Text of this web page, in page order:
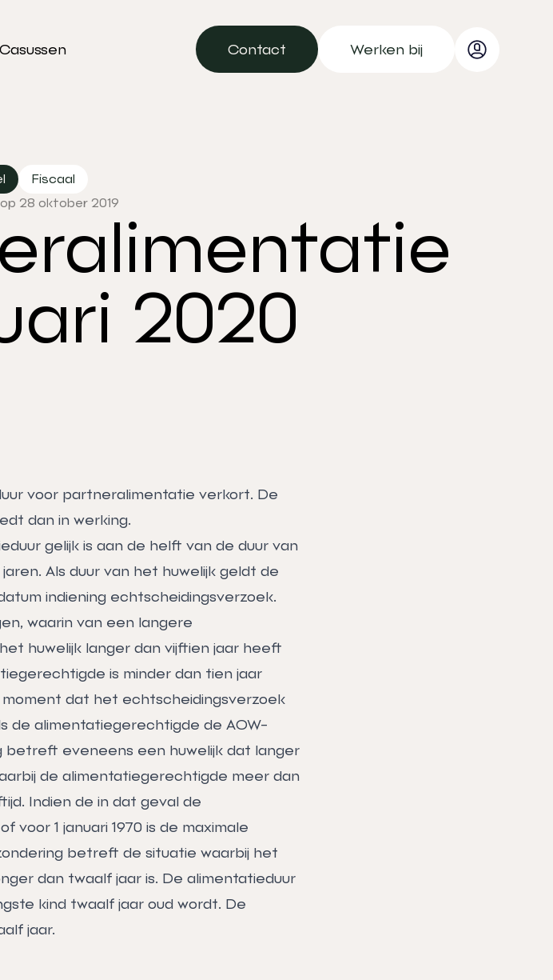
Casussen
Contact
Contact
Werken bij
Fiscaal
28 oktober 2019
2020
voor partneralimentatie verkort. De
dan in werking.
gelijk is aan de helft van de duur van
Als duur van het huwelijk geldt de
indiening echtscheidingsverzoek.
waarin van een langere
huwelijk langer dan vijftien jaar heeft
is minder dan tien jaar
dat het echtscheidingsverzoek
de alimentatiegerechtigde de AOW-
betreft eveneens een huwelijk dat langer
de alimentatiegerechtigde meer dan
Indien de in dat geval de
1 januari 1970 is de maximale
betreft de situatie waarbij het
dan twaalf jaar is. De alimentatieduur
kind twaalf jaar oud wordt. De
jaar.